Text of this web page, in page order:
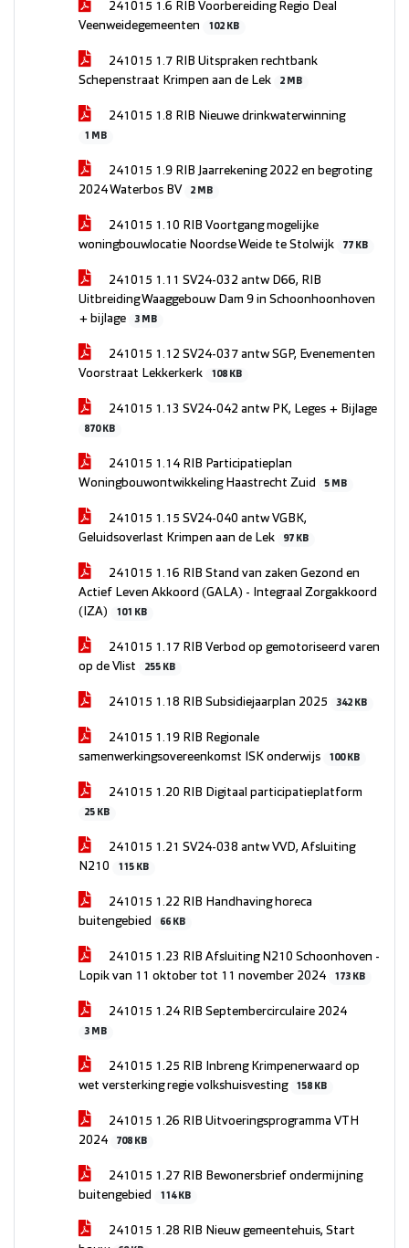
241015 1.6 RIB Voorbereiding Regio Deal
Veenweidegemeenten
102 KB
241015 1.7 RIB Uitspraken rechtbank
Schepenstraat Krimpen aan de Lek
2 MB
241015 1.8 RIB Nieuwe drinkwaterwinning
1 MB
241015 1.9 RIB Jaarrekening 2022 en begroting
2024 Waterbos BV
2 MB
241015 1.10 RIB Voortgang mogelijke
woningbouwlocatie Noordse Weide te Stolwijk
77 KB
241015 1.11 SV24-032 antw D66, RIB
Uitbreiding Waaggebouw Dam 9 in Schoonhoonhoven
+ bijlage
3 MB
241015 1.12 SV24-037 antw SGP, Evenementen
Voorstraat Lekkerkerk
108 KB
241015 1.13 SV24-042 antw PK, Leges + Bijlage
870 KB
241015 1.14 RIB Participatieplan
Woningbouwontwikkeling Haastrecht Zuid
5 MB
241015 1.15 SV24-040 antw VGBK,
Geluidsoverlast Krimpen aan de Lek
97 KB
241015 1.16 RIB Stand van zaken Gezond en
Actief Leven Akkoord (GALA) - Integraal Zorgakkoord
(IZA)
101 KB
241015 1.17 RIB Verbod op gemotoriseerd varen
op de Vlist
255 KB
241015 1.18 RIB Subsidiejaarplan 2025 342 KB
241015 1.19 RIB Regionale
samenwerkingsovereenkomst ISK onderwijs
100 KB
241015 1.20 RIB Digitaal participatieplatform
25 KB
241015 1.21 SV24-038 antw VVD, Afsluiting
N210
115 KB
241015 1.22 RIB Handhaving horeca
buitengebied
66 KB
241015 1.23 RIB Afsluiting N210 Schoonhoven -
Lopik van 11 oktober tot 11 november 2024
173 KB
241015 1.24 RIB Septembercirculaire 2024
3 MB
241015 1.25 RIB Inbreng Krimpenerwaard op
wet versterking regie volkshuisvesting
158 KB
241015 1.26 RIB Uitvoeringsprogramma VTH
2024
708 KB
241015 1.27 RIB Bewonersbrief ondermijning
buitengebied
114 KB
241015 1.28 RIB Nieuw gemeentehuis, Start